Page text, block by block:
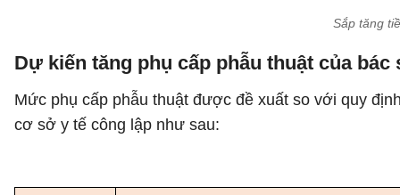
Sắp tăng
Dự kiến tăng phụ cấp phẫu thuật của bác
Mức phụ cấp phẫu thuật được đề xuất so với quy
cơ sở y tế công lập như sau: